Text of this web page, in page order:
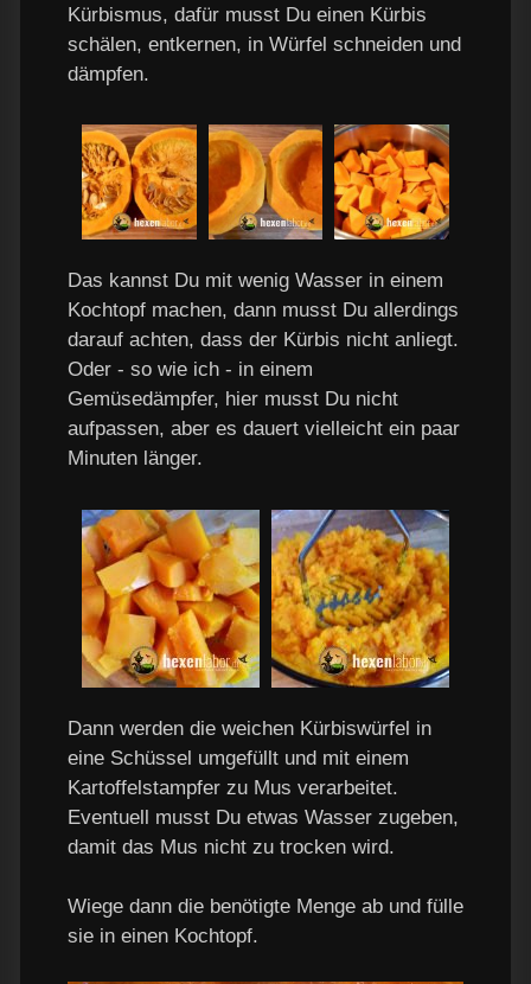
Kürbismus, dafür musst Du einen Kürbis
schälen, entkernen, in Würfel schneiden und
dämpfen.
Das kannst Du mit wenig Wasser in einem
Kochtopf machen, dann musst Du allerdings
darauf achten, dass der Kürbis nicht anliegt.
Oder - so wie ich - in einem
Gemüsedämpfer, hier musst Du nicht
aufpassen, aber es dauert vielleicht ein paar
Minuten länger.
Dann werden die weichen Kürbiswürfel in
eine Schüssel umgefüllt und mit einem
Kartoffelstampfer zu Mus verarbeitet.
Eventuell musst Du etwas Wasser zugeben,
damit das Mus nicht zu trocken wird.
Wiege dann die benötigte Menge ab und fülle
sie in einen Kochtopf.